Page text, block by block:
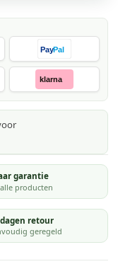
PayPal
klarna
garantie
producten
retour
geregeld